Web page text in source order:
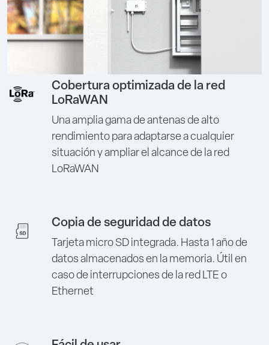
Cobertura optimizada de la red
LoRaWAN
Una amplia gama de antenas de alto
rendimiento para adaptarse a cualquier
situación y ampliar el alcance de la red
LoRaWAN
Copia de seguridad de datos
Tarjeta micro SD integrada. Hasta 1 año de
datos almacenados en la memoria. Útil en
caso de interrupciones de la red LTE o
Ethernet